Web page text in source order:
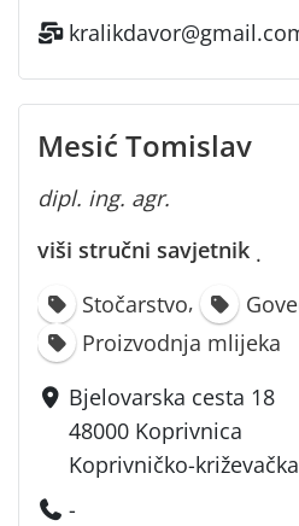
Mesić Tomislav
dipl. ing. agr.
viši stručni savjetnik ·
Stočarstvo,
Proizvodnja mlijeka
Bjelovarska cesta 18
48000 Koprivnica
Koprivničko-
-